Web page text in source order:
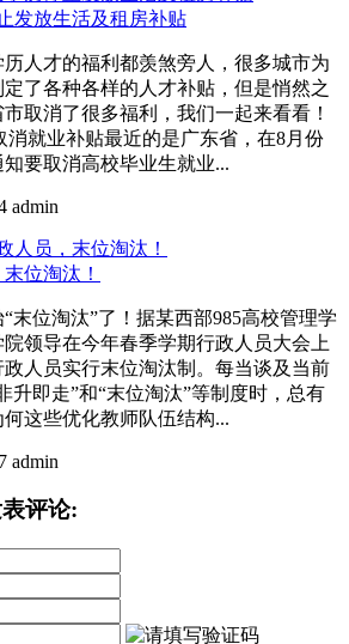
发放生活及租房补贴
人才的福利都羡煞旁人，很多城市为
了各种各样的人才补贴，但是悄然之
取消了很多福利，我们一起来看看！
消就业补贴最近的是广东省，在8月份
要取消高校毕业生就业...
admin
位淘汰！
末位淘汰”了！据某西部985高校管理学
领导在今年春季学期行政人员大会上
人员实行末位淘汰制。每当谈及当前
升即走”和“末位淘汰”等制度时，总有
这些优化教师队伍结构...
admin
评论: